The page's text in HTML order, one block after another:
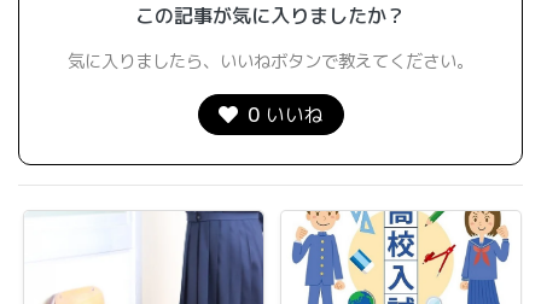
この記事が気に入りましたか？
気に入りましたら、いいねボタンで教えてください。
0 いいね